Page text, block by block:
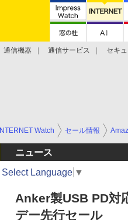
通信機器 通信サービス セキ
INTERNET Watch セール情報
ニュース
Select Language ▼
Anker製USB PD対
デー先行セール